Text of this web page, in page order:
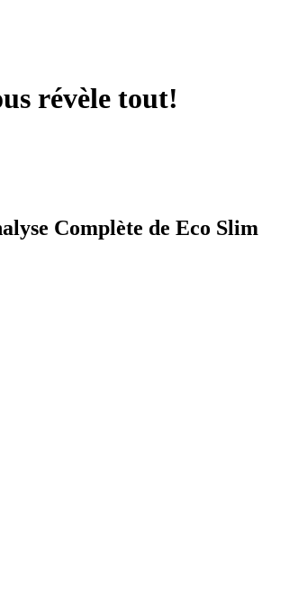
révèle tout!
Complète de Eco Slim